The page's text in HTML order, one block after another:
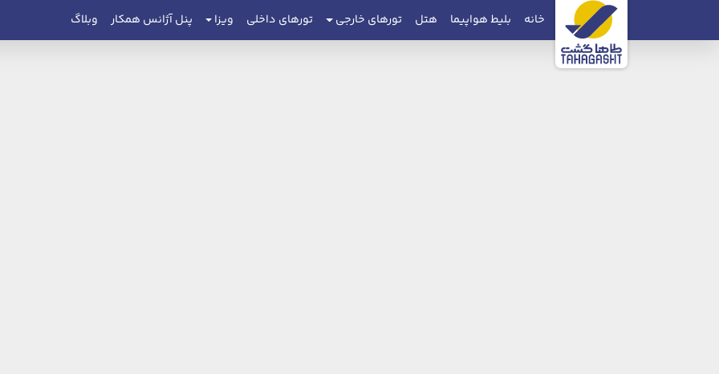
خانه بلیط هواپیما هتل تورهای خارجی تورهای داخلی ویزا پنل آژانس همکار وبلاگ